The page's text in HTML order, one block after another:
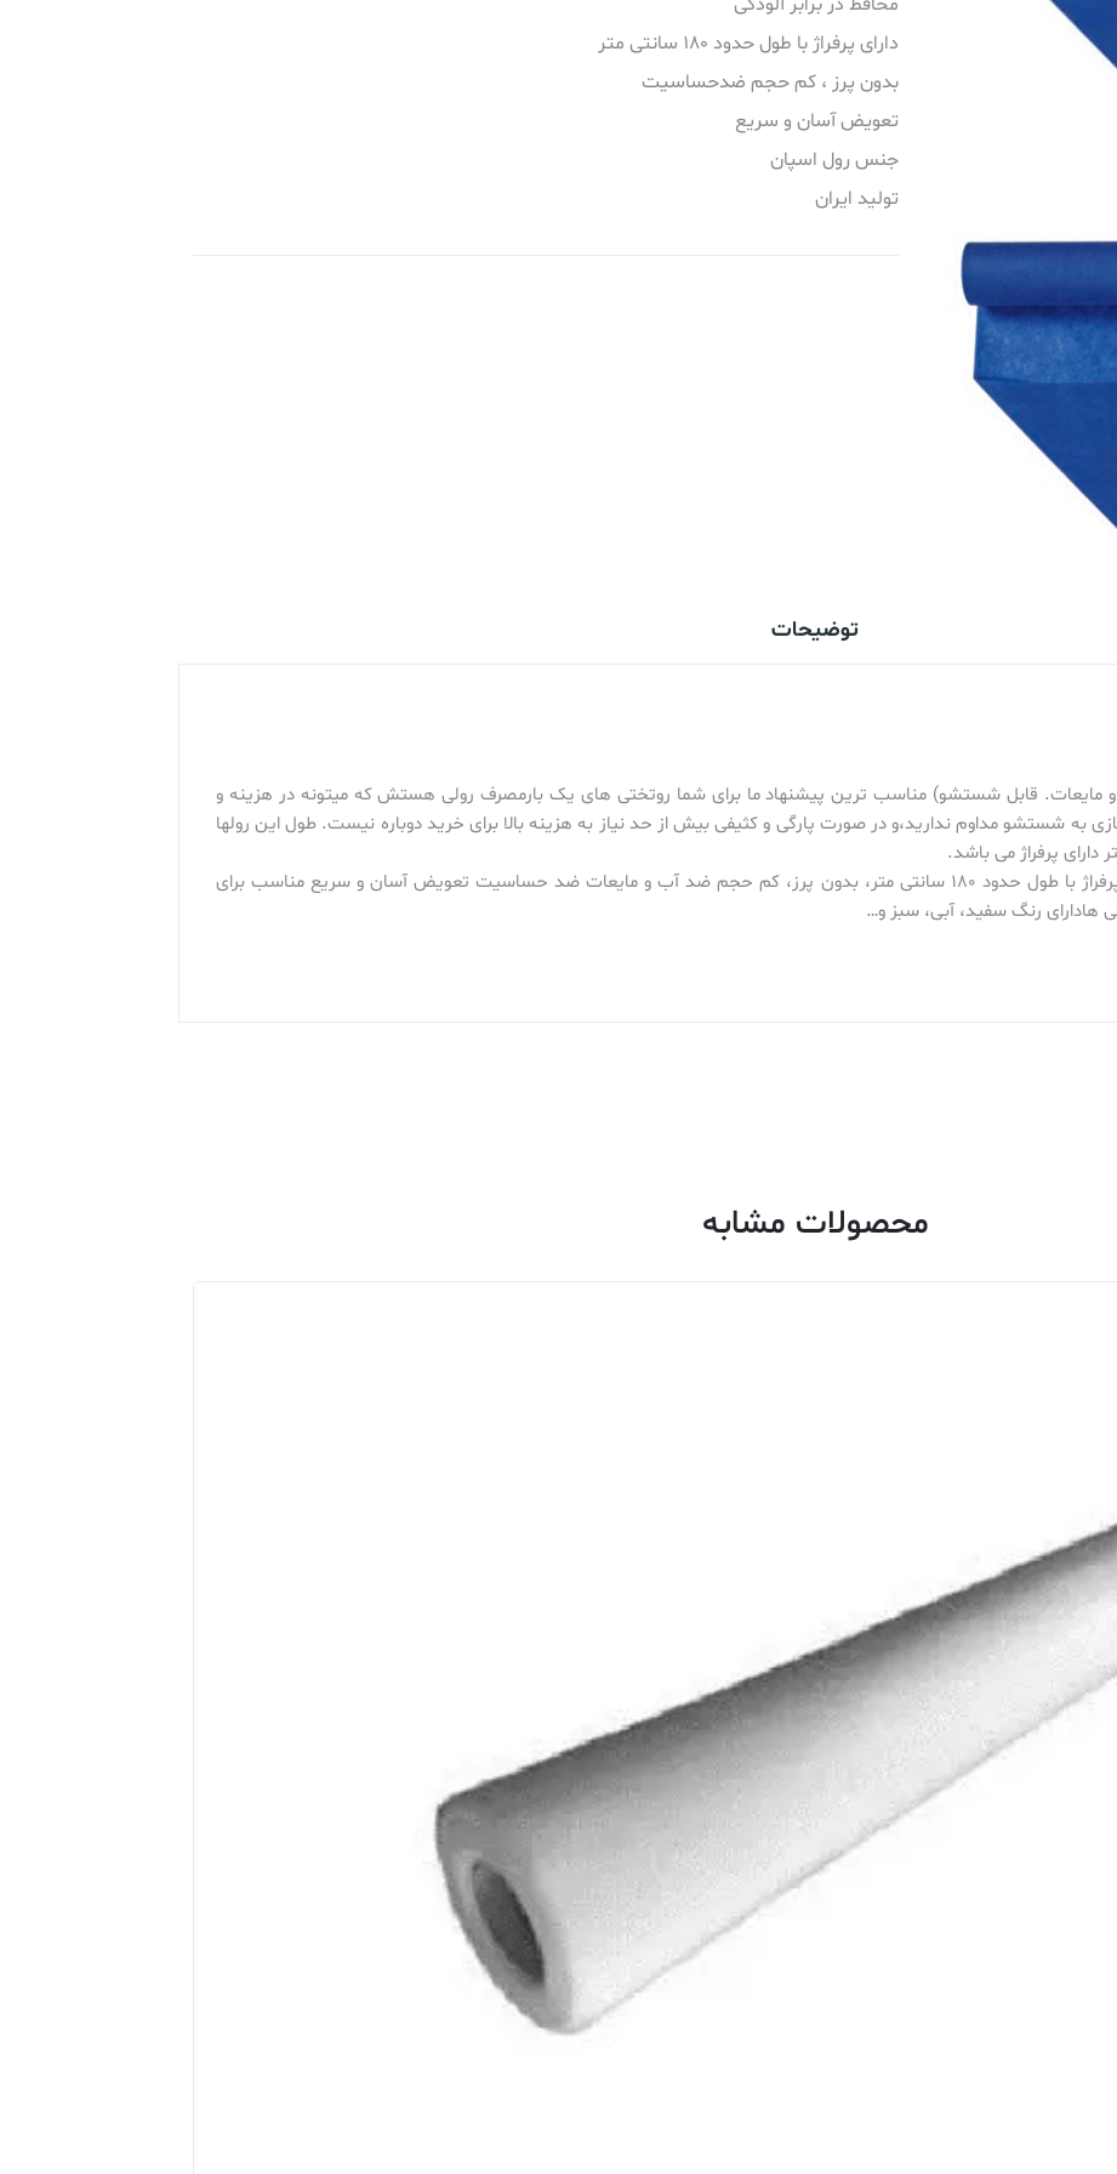
سایر محصولات
محصولات مصرفی زنان و زایمان
سایر محصولات
محصولات مصرفی زنان و زایمان
، آرایشی و
سلامتی
دارای پرفراژ با طول حدود 180 سانتی متر
بدون پرز ، کم حجم ضدحساسیت
تعویض آسان و سریع
جنس رول اسپان
تولید ایران
توضیحات
و مایعات. قابل شستشو) مناسب ترین پیشنهاد ما برای شما روتختی های یک بارمصرف رولی هستش که میتونه در هزینه و
به شستشو مداوم ندارید،و در صورت پارگی و کثیفی بیش از حد نیاز به هزینه بالا برای خرید دوباره نیست. طول این رولها
پوشش محافظ در برابر آلودگی ها، دارای پرفراژ با طول حدود 180 سانتی متر، بدون پرز، کم حجم ضد آب و مایعات ضد حساسیت تعویض آسان و سریع مناسب برای
هادارای رنگ سفید، آبی، سبز و…
محصولات مشابه